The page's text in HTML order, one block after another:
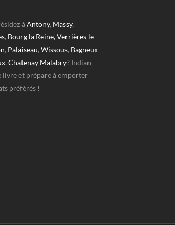
àAntony, Massy,
, Bourg la Reine, Verrières le
, Palaiseau, Wissous, Bagneux
, Chatenay Malabry? Indian
livre et prépare à emporter
préférés !